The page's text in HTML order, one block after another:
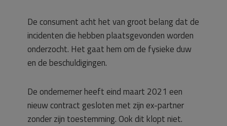
De consument acht het van groot belang dat de
incidenten die hebben plaatsgevonden worden
onderzocht. Het gaat hem om de fysieke duw
en de beschuldigingen.
De ondernemer heeft eind maart 2021 een
nieuw contract gesloten met zijn ex-partner
zonder zijn toestemming. Ook dit klopt niet.